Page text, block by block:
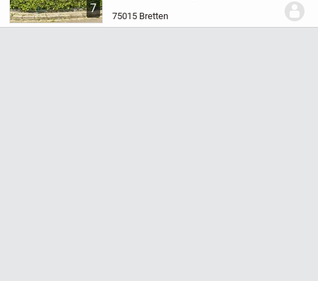
7
sich ideal für Paare, kleine Familien oder
Tierliebhaber.Die hellen und
75015 Bretten